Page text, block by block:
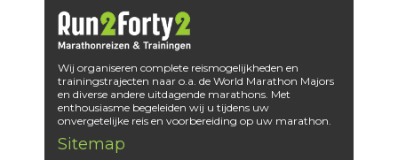
Wij organiseren complete reismogelijkheden en
trainingstrajecten naar o.a. de World Marathon Majors
en diverse andere uitdagende marathons. Met
enthousiasme begeleiden wij u tijdens uw
onvergetelijke reis en voorbereiding op uw marathon.
Sitemap